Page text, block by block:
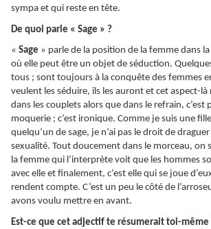
sympa et qui reste en tête.
De quoi parle « Sage » ?
« Sage » parle de la position de la femme dans
où elle peut être un objet de séduction.
tous ; sont toujours à la conquête des femmes
veulent les séduire, ils les auront et cet aspect-
dans les couplets alors que dans le refrain, c’est
moquerie ; c’est ironique. Comme je suis une
quelqu’un de sage, je n’ai pas le droit de
sexualité. Tout doucement dans le morceau, on
la femme qui l’interprète voit que les hommes
avec elle et finalement, c’est elle qui se joue
rendent compte. C’est un peu le côté de
avons voulu mettre en avant.
Est-ce que cet adjectif te résumerait toi-même